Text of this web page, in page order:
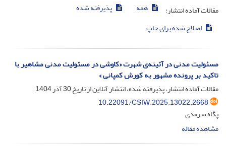
مقالات آماده انتشار: همه
پذیرفته شده
اصلاح شده برای چاپ
مسئولیت مدنی در آئینه‌ی شهرت «کاوشی در مسئولیت مدنی مشاهیر با
تاکید بر پرونده مشهور به کورش کمپانی »
مقالات آماده انتشار، پذیرفته شده، انتشار آنلاین از تاریخ30 آذر 1404
10.22091/CSIW.2025.13022.2668
پگاه سرمدی
مشاهده مقاله